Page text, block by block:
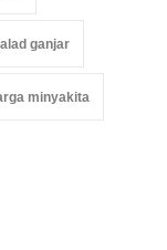
ganjar
minyakita